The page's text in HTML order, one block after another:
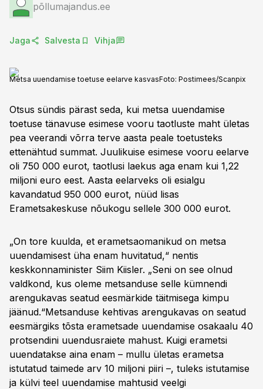
põllumajandus.ee
Jaga Salvesta Vihja
Metsa uuendamise toetuse eelarve kasvasFoto: Postimees/Scanpix
Otsus sündis pärast seda, kui metsa uuendamise
toetuse tänavuse esimese vooru taotluste maht ületas
pea veerandi võrra terve aasta peale toetusteks
ettenähtud summat. Juulikuise esimese vooru eelarve
oli 750 000 eurot, taotlusi laekus aga enam kui 1,22
miljoni euro eest. Aasta eelarveks oli esialgu
kavandatud 950 000 eurot, nüüd lisas
Erametsakeskuse nõukogu sellele 300 000 eurot.
„On tore kuulda, et erametsaomanikud on metsa
uuendamisest üha enam huvitatud,“ nentis
keskkonnaminister Siim Kiisler. „Seni on see olnud
valdkond, kus oleme metsanduse selle kümnendi
arengukavas seatud eesmärkide täitmisega kimpu
jäänud.“Metsanduse kehtivas arengukavas on seatud
eesmärgiks tõsta erametsade uuendamise osakaalu 40
protsendini uuendusraiete mahust. Kuigi erametsi
uuendatakse aina enam – mullu ületas erametsa
istutatud taimede arv 10 miljoni piiri –, tuleks istutamise
ja külvi teel uuendamise mahtusid veelgi